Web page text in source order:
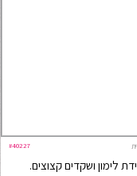
#40227
לימון ושקדים קצוצים.